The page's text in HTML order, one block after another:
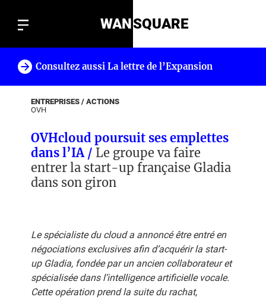
WANSQUARE
Consultez aussi La lettre de l’Expansion
ENTREPRISES / ACTIONS
OVH
OVHcloud poursuit ses emplettes
dans l’IA / Le groupe va faire
entrer la start-up française Gladia
dans son giron
Le spécialiste du cloud a annoncé être entré en
négociations exclusives afin d’acquérir la start-
up Gladia, fondée par un ancien collaborateur et
spécialisée dans l’intelligence artificielle vocale.
Cette opération prend la suite du rachat,